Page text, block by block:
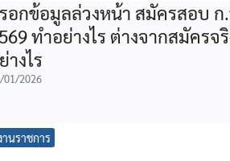
อกข้อมูลล่วงหน้า สมัครสอบ ก
ทำอย่างไร ต่างจากสมัครจ
างไร
01/2026
านราชการ